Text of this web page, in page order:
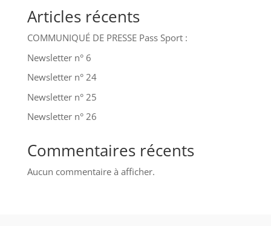
Articles récents
COMMUNIQUÉ DE PRESSE Pass Sport :
Newsletter n° 6
Newsletter n° 24
Newsletter n° 25
Newsletter n° 26
Commentaires récents
Aucun commentaire à afficher.